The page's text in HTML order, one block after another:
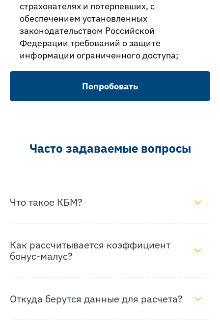
страхователях и потерпевших, с
обеспечением установленных
законодательством Российской
Федерации требований о защите
информации ограниченного доступа;
Попробовать
Часто задаваемые вопросы
Что такое КБМ?
Как рассчитывается коэффициент
бонус-малус?
Откуда берутся данные для расчета?